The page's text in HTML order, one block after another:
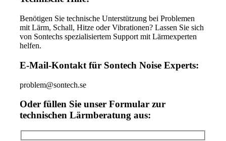
Benötigen Sie technische Unterstützung bei Problemen
mit Lärm, Schall, Hitze oder Vibrationen? Lassen Sie sich
von Sontechs spezialisiertem Support mit Lärmexperten
helfen.
E-Mail-Kontakt für Sontech Noise Experts:
problem@sontech.se
Oder füllen Sie unser Formular zur
technischen Lärmberatung aus: